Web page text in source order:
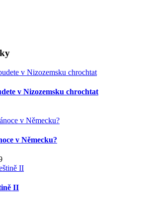
v Nizozemsku chrochtat
v Německu?
II